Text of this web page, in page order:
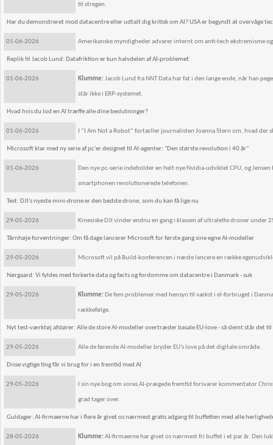
til stregen.
Har du demonstreret mod datacentre eller udtalt dig kritisk om AI? USA er begyndt at overvåge
01-06-2026 Amerikanske myndigheder advarer internt om anti-tech ekstremisme
Replik til Jacob Lund: Datafriktion er kun halvdelen af AI-problemet
01-06-2026 Klumme:Jacob Lund fra NNT Data har fat i den lange ende, når han
står ikke i ERP-systemet.
Hvad hvis du lod en AI træffe alle dine beslutninger?
01-06-2026 I ”I Am Not a Robot” fortæller journalisten Joanna Stern om, hvad
Microsoft klar med ny serie af pc'er designet til AI-agenter: "Den største revolution i 40 år"
01-06-2026 Den nye pc-serie indeholder en helt nye Nvidia-udviklet CPU, og
smartphonen revolutionerede telefonen.
Test: DJI's nyeste mini-drone er den bedste drone, som du kan få lige nu
29-05-2026 Kinesiske DJI vinder endnu en gang i klassen af ultralette droner under
Tårnhøje forventninger: Om få dage lancerer Microsoft for første gang sine egne AI-modeller
29-05-2026 Microsoft vil på Build-konferencen i næste lancere en række
Nørgaard: Vi fyldes med forkerte data og facts og fordomme om datacentre i Danmark - suk
29-05-2026 Klumme: De fem problemer med hensyn til vækst i el-forbruget i
rækkefølge.
Nyt test-værktøj afslører: Alle de store AI-modeller overtræder basale EU-love - så slemt står det til
29-05-2026 Alle de førende AI-modeller bryder EU's love på det digitale område.
Disse vigtige ting får vi brug for i en fremtid med AI
29-05-2026 I sin nye bog om vores AI-prægede fremtid forsvarer kommentator
grad tager over.
Guldager: AI-firmaerne har i flere år givet os nærmest gratis adgang til buffetten med alle
28-05-2026 Klumme:AI-firmaerne har givet os nærmest fri buffet i et par år. Den